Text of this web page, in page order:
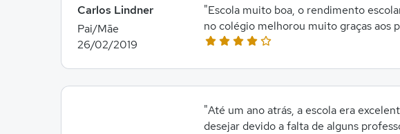
Carlos Lindner
Pai/Mãe
26/02/2019
"Escola muito boa, o rendimento
no colégio melhorou muito graças aos
"Até um ano atrás, a escola era
desejar devido a falta de alguns